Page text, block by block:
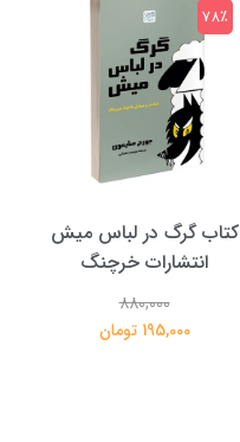
کتاب گرگ در لباس میش
انتشارات خرچنگ
880,000
195,000 تومان
78٪